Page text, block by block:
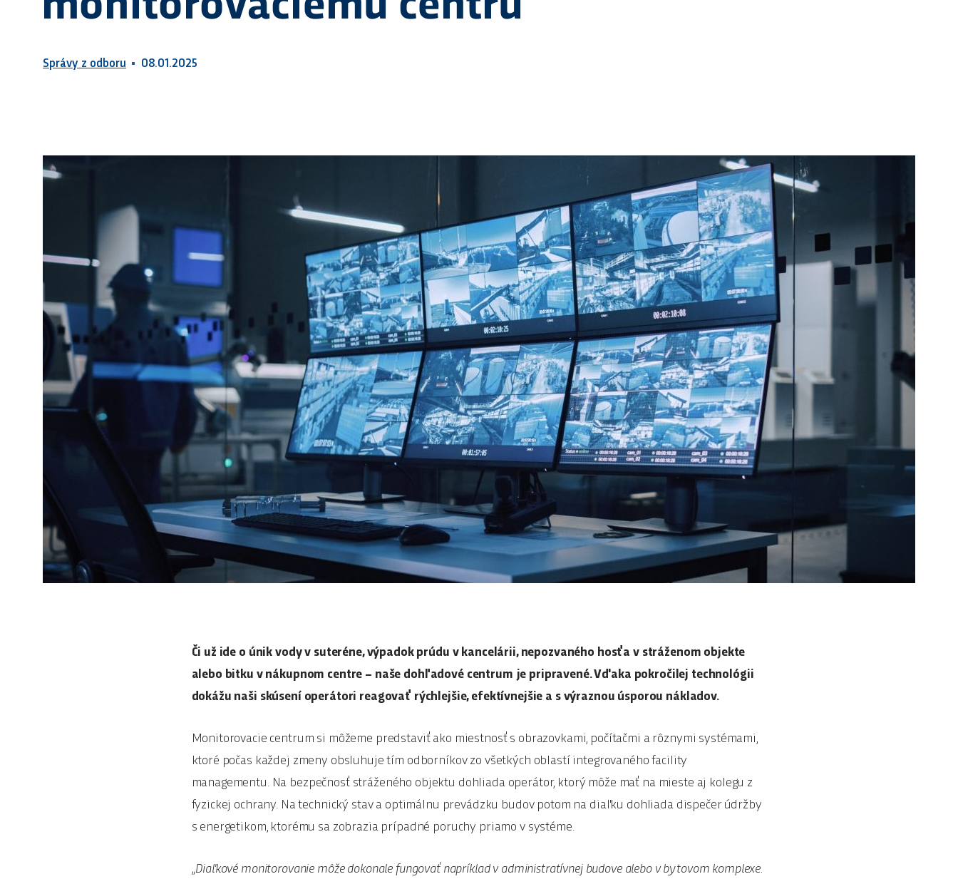
dokonalou kontrolou.
Správy z odboru 08.01.2025
Či už ide o únik vody v suteréne, výpadok prúdu v kancelárii, nepozvaného hosťa v stráženom objekte
alebo bitku v nákupnom centre – naše dohľadové centrum je pripravené. Vďaka pokročilej technológii
dokážu naši skúsení operátori reagovať rýchlejšie, efektívnejšie a s výraznou úsporou nákladov.
Monitorovacie centrum si môžeme predstaviť ako miestnosť s obrazovkami, počítačmi a rôznymi systémami,
ktoré počas každej zmeny obsluhuje tím odborníkov zo všetkých oblastí integrovaného facility
managementu. Na bezpečnosť stráženého objektu dohliada operátor, ktorý môže mať na mieste aj kolegu z
fyzickej ochrany. Na technický stav a optimálnu prevádzku budov potom na diaľku dohliada dispečer údržby
s energetikom, ktorému sa zobrazia prípadné poruchy priamo v systéme.
„Diaľkové monitorovanie môže dokonale fungovať napríklad v administratívnej budove alebo v bytovom komplexe.